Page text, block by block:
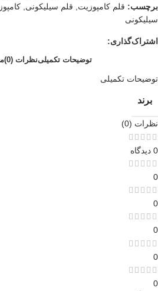
برچسب: قلم کامپوزیت, قلم سیلیکونی,
سیلیکونی
اشتراک‌گذاری:
توضیحات تکمیلینظرات (0)
توضیحات تکمیلی
برند
نظرات (0)
0 دیدگاه
0
0
0
0
0